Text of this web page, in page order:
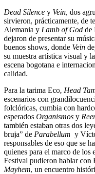
Dead Silence y Vein, dos
sirvieron, prácticamente, de
Alemania y Lamb of God de
dejaron de presentar su
buenos shows, donde Vein
su muestra artística visual y
escena bogotana e
calidad.
Para la tarima Eco, Head
escenarios con
folclóricas, cumbia con
esperados Organismos y
también estaban otras dos
bruja” de Parabellum y
responsables de eso que se
quienes para el marco de los
Festival pudieron hablar
Mayhem, un encuentro